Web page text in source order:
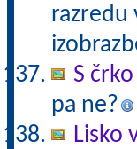
razredu
S
pa ne?
Lisko